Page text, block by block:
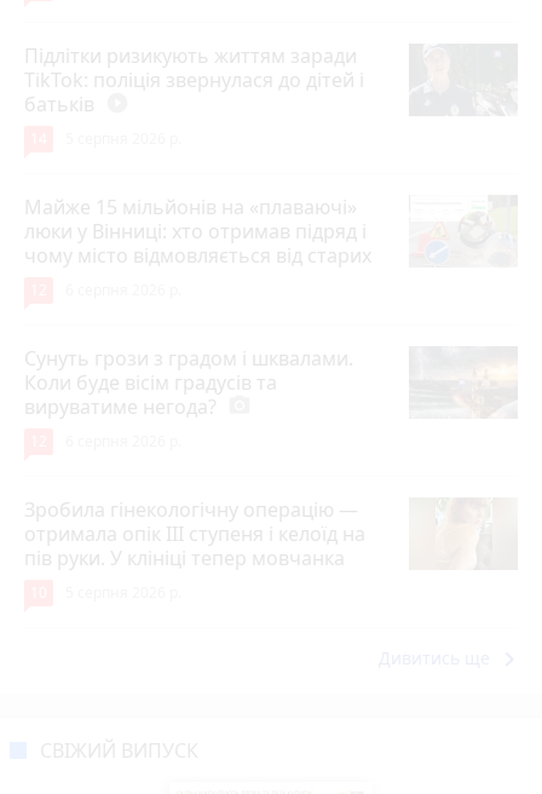
Підлітки ризикують життям заради
TikTok: поліція звернулася до дітей і
батьків
Майже 15 мільйонів на «плаваючі»
люки у Вінниці: хто отримав підряд і
чому місто відмовляється від старих
Сунуть грози з градом і шквалами.
Коли буде вісім градусів та
вируватиме негода?
Зробила гінекологічну операцію —
отримала опік ІІІ ступеня і келоїд на
пів руки. У клініці тепер мовчанка